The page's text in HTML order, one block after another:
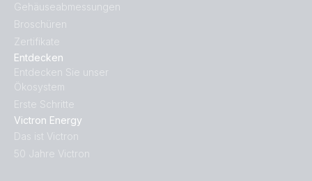
Entdecken
Entdecken Sie unser
Ökosystem
Erste Schritte
Victron Energy
Das ist Victron
50 Jahre Victron
Gehäuseabmessungen
Broschüren
Zertifikate